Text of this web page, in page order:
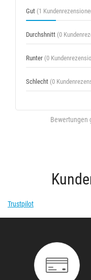
Gut (1
Durchshnitt (0
Runter (0
Schlecht (0
Bewertungen
Trustpilot